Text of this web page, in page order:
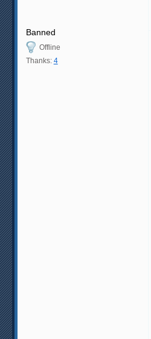
Banned
Offline
Thanks: 4